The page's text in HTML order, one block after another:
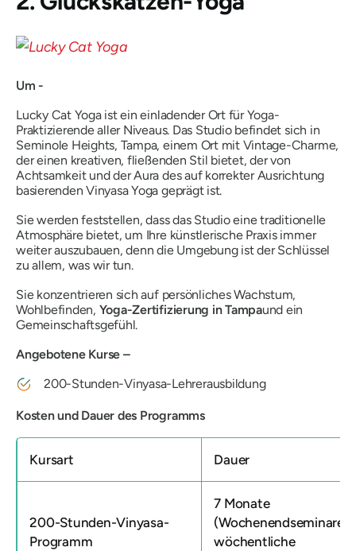
Um -
Lucky Cat Yoga ist ein einladender Ort für Yoga-
Praktizierende aller Niveaus. Das Studio befindet sich in
Seminole Heights, Tampa, einem Ort mit Vintage-Charme,
der einen kreativen, fließenden Stil bietet, der von
Achtsamkeit und der Aura des auf korrekter Ausrichtung
basierenden Vinyasa Yoga geprägt ist.
Sie werden feststellen, dass das Studio eine traditionelle
Atmosphäre bietet, um Ihre künstlerische Praxis immer
weiter auszubauen, denn die Umgebung ist der Schlüssel
zu allem, was wir tun.
Sie konzentrieren sich auf persönliches Wachstum,
Wohlbefinden, Yoga-Zertifizierung in Tampaund ein
Gemeinschaftsgefühl.
Angebotene Kurse –
200-Stunden-Vinyasa-Lehrerausbildung
Kosten und Dauer des Programms
Kursart Dauer
200-Stunden-Vinyasa-
Programm
7 Monate
(Wochenendseminare +
wöchentliche